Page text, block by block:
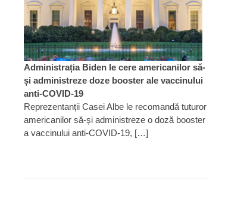
Administrația Biden le cere americanilor să-
și administreze doze booster ale vaccinului
anti-COVID-19
Reprezentanții Casei Albe le recomandă tuturor
americanilor să-și administreze o doză booster
a vaccinului anti-COVID-19, […]